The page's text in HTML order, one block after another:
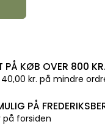
PÅ KØB OVER 800
kr. på mindre
PÅ
på forsiden